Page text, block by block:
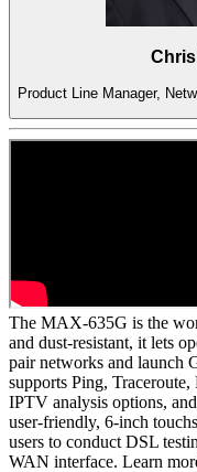
购
买
Register
Corporate
Careers
Partners
Suppliers
Product Line Manager,
The MAX-635G is the
and dust-resistant, it lets
pair networks and launch
supports Ping, Traceroute,
IPTV analysis options,
user-friendly, 6-inch
users to conduct DSL
WAN interface. Learn